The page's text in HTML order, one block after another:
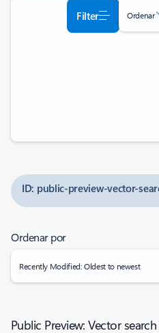
Filter Ordenar
ID: public-preview-vector-
Ordenar por
Recently Modified: Oldest to newest
Public Preview: Vector